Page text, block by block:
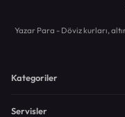
Yazar Para - Döviz kurları,
Kategoriler
Servisler